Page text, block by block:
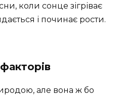
коли сонце зігріває
і починає рости.
але вона ж бо